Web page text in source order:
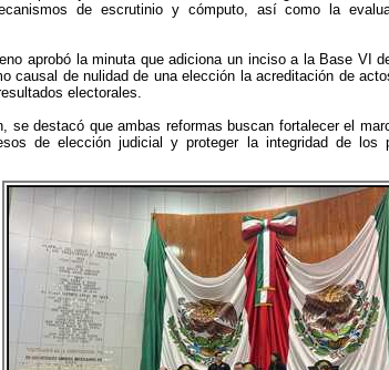
de escrutinio y cómputo, así como la
aprobó la minuta que adiciona un inciso a la Base VI
causal de nulidad de una elección la acreditación de
electorales.
se destacó que ambas reformas buscan fortalecer el
de elección judicial y proteger la integridad de los